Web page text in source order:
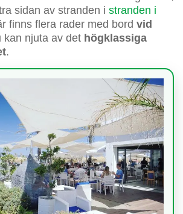
sidan av stranden i stranden i
finns flera rader med bord vid
kan njuta av det högklassiga
.